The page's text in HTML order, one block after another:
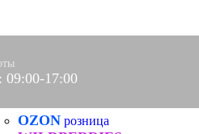
17:00
OZON розница